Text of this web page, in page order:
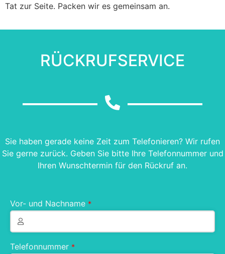
Tat zur Seite. Packen wir es gemeinsam an.
RÜCKRUFSERVICE
Sie haben gerade keine Zeit zum Telefonieren? Wir rufen
Sie gerne zurück. Geben Sie bitte Ihre Telefonnummer und
Ihren Wunschtermin für den Rückruf an.
Vor- und Nachname *
Telefonnummer *